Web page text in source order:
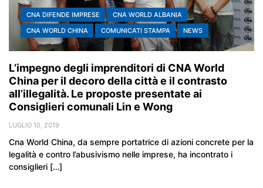
CNA DIFENDE IMPRESE
CNA WORLD ALBANIA
CNA WORLD CHINA
COMUNICATI STAMPA NEWS
L’impegno degli imprenditori di CNA World
China per il decoro della città e il contrasto
all’illegalità. Le proposte presentate ai
Consiglieri comunali Lin e Wong
LUGLIO 10, 2019
Cna World China, da sempre portatrice di azioni concrete per la
legalità e contro l’abusivismo nelle imprese, ha incontrato i
consiglieri […]